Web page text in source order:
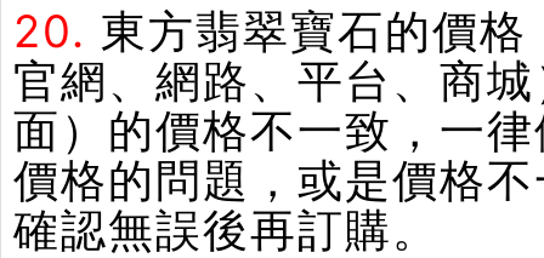
20. 東方翡翠寶石的價
官網、網路、平台、商
面）的價格不一致，一
價格的問題，或是價格
確認無誤後再訂購。